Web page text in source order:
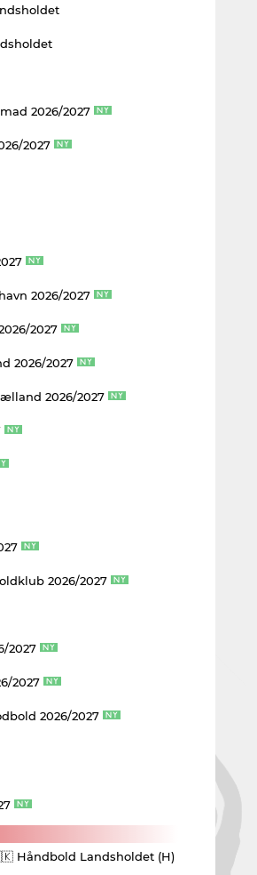
2026/2027
2027
2026/2027
2027
2026/2027
2026/2027
2026/2027
2027
2027
2026/2027
Håndbold Landsholdet (H)